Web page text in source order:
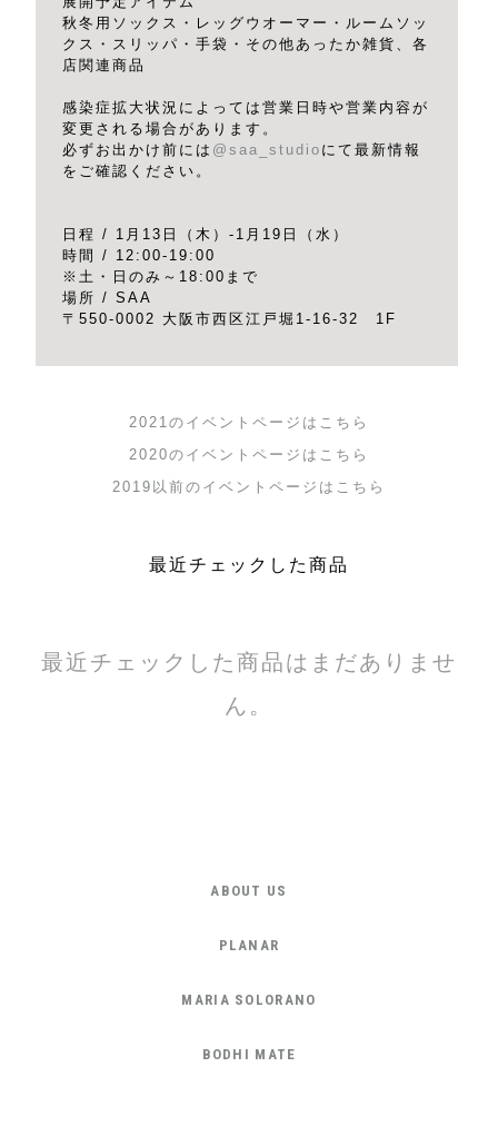
秋冬用ソックス・レッグウオーマー・ルームソッ
クス・スリッパ・手袋・その他あったか雑貨、各
店関連商品
感染症拡大状況によっては営業日時や営業内容が
変更される場合があります。
必ずお出かけ前には @saa_studio にて最新情報
をご確認ください。
日程 / 1月13日（木）-1月19日（水）
時間 / 12:00-19:00
※土・日のみ～18:00まで
場所 / SAA
〒550-0002 大阪市西区江戸堀1-16-32 1F
2021のイベントページはこちら
2020のイベントページはこちら
2019以前のイベントページはこちら
最近チェックした商品
最近チェックした商品はまだありませ
ん。
ABOUT US
PLANAR
MARIA SOLORANO
BODHI MATE